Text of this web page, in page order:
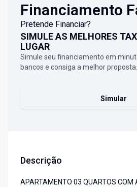
Financiamento
Pretende Financiar?
SIMULE AS MELHORES
LUGAR
Simule seu financiamento em
bancos e consiga a melhor proposta.
Simular
Descrição
APARTAMENTO 03 QUARTOS COM